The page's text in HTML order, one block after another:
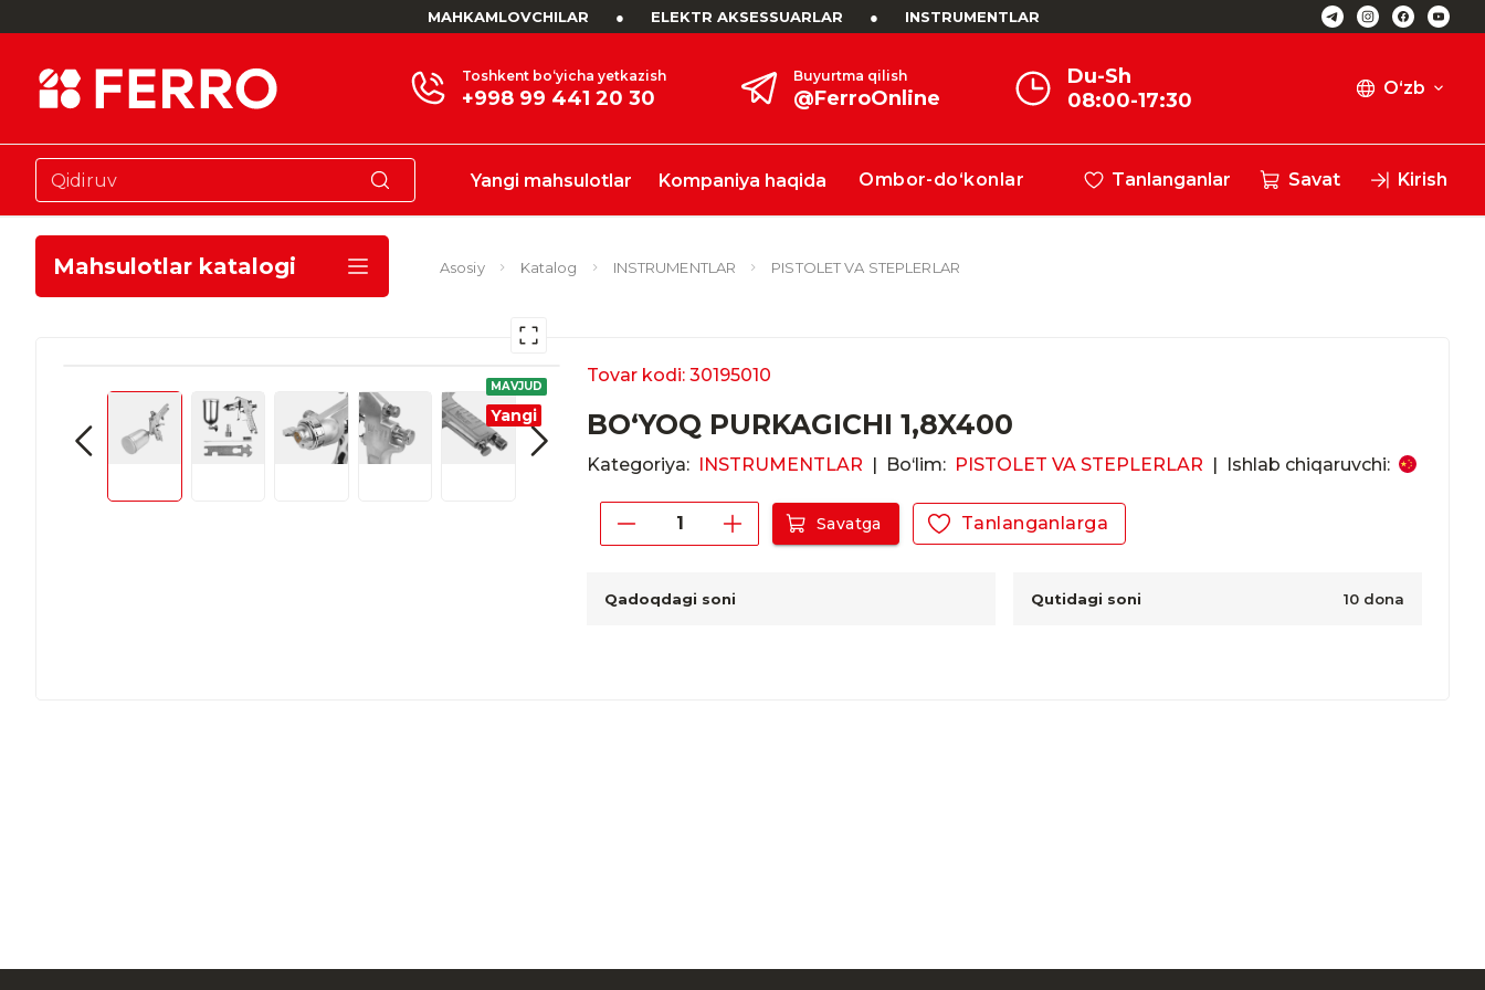
MAHKAMLOVCHILAR ● ELEKTR AKSESSUARLAR ● INSTRUMENTLAR
Toshkent bo‘yicha yetkazish
+998 99 441 20 30
Buyurtma qilish
@FerroOnline
Du-Sh
08:00-17:30
O‘zb
Yangi mahsulotlar Kompaniya haqida Ombor-do‘konlar Tanlanganlar Savat Kirish
Mahsulotlar katalogi Asosiy Katalog INSTRUMENTLAR PISTOLET VA STEPLERLAR
MAVJUD
Yangi
Tovar kodi: 30195010
BO‘YOQ PURKAGICHI 1,8X400
Kategoriya: INSTRUMENTLAR | Bo‘lim: PISTOLET VA STEPLERLAR | Ishlab chiqaruvchi:
Savatga Tanlanganlarga
Qadoqdagi soni Qutidagi soni 10 dona